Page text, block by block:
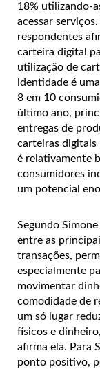
18% utilizando-
acessar
respondentes
carteira digital
utilização de
identidade é
8 em 10
último ano,
entregas de
carteiras digitais
é relativamente
consumidores
um potencial
Segundo
entre as
transações,
especialmente
movimentar
comodidade de
um só lugar
físicos e
afirma ela. Para
ponto positivo,